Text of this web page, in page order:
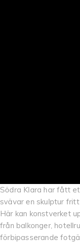
Södra Klara har fått
svävar en skulptur
Här kan konstverket
från balkonger,
förbipasserande